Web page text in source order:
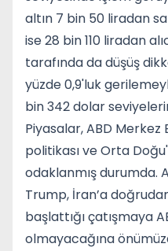
altın 7 bin 50 liradan
ise 28 bin 110 liradan
tarafında da düşüş
yüzde 0,9'luk
bin 342 dolar
Piyasalar, ABD Merkez
politikası ve Orta
odaklanmış durumda.
Trump, İran’a
başlattığı çatışmaya
olmayacağına